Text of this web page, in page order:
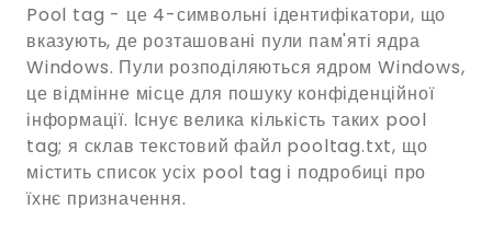
Pool tag - це 4-символьні ідентифікатори, що
вказують, де розташовані пули пам'яті ядра
Windows. Пули розподіляються ядром Windows,
це відмінне місце для пошуку конфіденційної
інформації. Існує велика кількість таких pool
tag; я склав текстовий файл pooltag.txt, що
містить список усіх pool tag і подробиці про
їхнє призначення.